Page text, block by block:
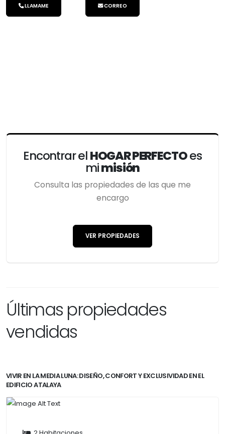
LLAMAME CORREO
Encontrar elHOGAR PERFECTOes
mimisión
Consulta las propiedades de las que me
encargo
VER PROPIEDADES
Últimas propiedades
vendidas
VIVIR EN LA MEDIA LUNA: DISEÑO, CONFORT Y EXCLUSIVIDAD EN EL
EDIFICIO ATALAYA